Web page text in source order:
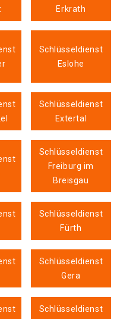
Erkrath
Schlüsseldienst
Eslohe
Schlüsseldienst
Extertal
Schlüsseldienst
Freiburg im
Breisgau
Schlüsseldienst
Fürth
Schlüsseldienst
Gera
Schlüsseldienst